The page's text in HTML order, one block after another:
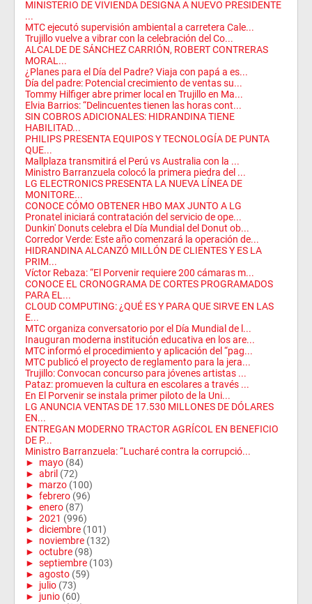
MINISTERIO DE VIVIENDA DESIGNA A NUEVO PRESIDENTE
...
MTC ejecutó supervisión ambiental a carretera Cale...
Trujillo vuelve a vibrar con la celebración del Co...
ALCALDE DE SÁNCHEZ CARRIÓN, ROBERT CONTRERAS
MORAL...
¿Planes para el Día del Padre? Viaja con papá a es...
Día del padre: Potencial crecimiento de ventas su...
Tommy Hilfiger abre primer local en Trujillo en Ma...
Elvia Barrios: “Delincuentes tienen las horas cont...
SIN COBROS ADICIONALES: HIDRANDINA TIENE
HABILITAD...
PHILIPS PRESENTA EQUIPOS Y TECNOLOGÍA DE PUNTA
QUE...
Mallplaza transmitirá el Perú vs Australia con la ...
Ministro Barranzuela colocó la primera piedra del ...
LG ELECTRONICS PRESENTA LA NUEVA LÍNEA DE
MONITORE...
CONOCE CÓMO OBTENER HBO MAX JUNTO A LG
Pronatel iniciará contratación del servicio de ope...
Dunkin' Donuts celebra el Día Mundial del Donut ob...
Corredor Verde: Este año comenzará la operación de...
HIDRANDINA ALCANZÓ MILLÓN DE CLIENTES Y ES LA
PRIM...
Víctor Rebaza: “El Porvenir requiere 200 cámaras m...
CONOCE EL CRONOGRAMA DE CORTES PROGRAMADOS
PARA EL...
CLOUD COMPUTING: ¿QUÉ ES Y PARA QUE SIRVE EN LAS
E...
MTC organiza conversatorio por el Día Mundial de l...
Inauguran moderna institución educativa en los are...
MTC informó el procedimiento y aplicación del “pag...
MTC publicó el proyecto de reglamento para la jera...
Trujillo: Convocan concurso para jóvenes artistas ...
Pataz: promueven la cultura en escolares a través ...
En El Porvenir se instala primer piloto de la Uni...
LG ANUNCIA VENTAS DE 17.530 MILLONES DE DÓLARES
EN...
ENTREGAN MODERNO TRACTOR AGRÍCOL EN BENEFICIO
DE P...
Ministro Barranzuela: “Lucharé contra la corrupció...
► mayo (84)
► abril (72)
► marzo (100)
► febrero (96)
► enero (87)
► 2021 (996)
► diciembre (101)
► noviembre (132)
► octubre (98)
► septiembre (103)
► agosto (59)
► julio (73)
► junio (60)